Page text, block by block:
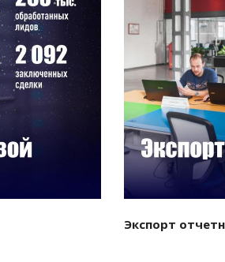
Экспорт